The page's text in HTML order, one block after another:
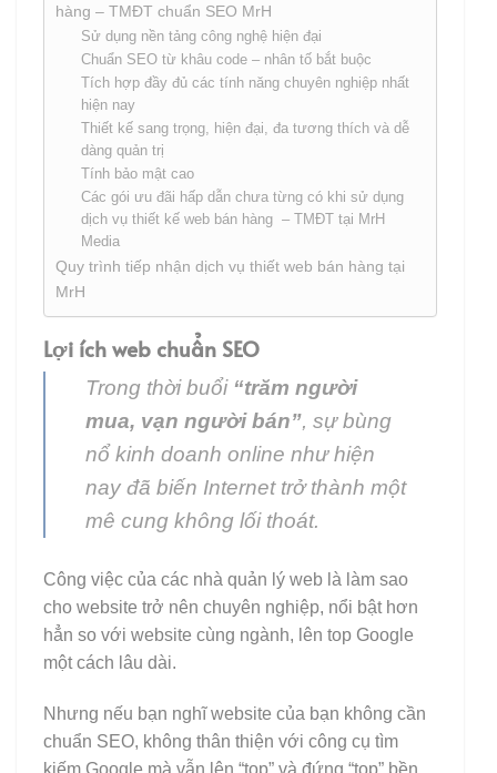
hàng – TMĐT chuẩn SEO MrH
Sử dụng nền tảng công nghệ hiện đại
Chuẩn SEO từ khâu code – nhân tố bắt buộc
Tích hợp đầy đủ các tính năng chuyên nghiệp nhất
hiện nay
Thiết kế sang trọng, hiện đại, đa tương thích và dễ
dàng quản trị
Tính bảo mật cao
Các gói ưu đãi hấp dẫn chưa từng có khi sử dụng
dịch vụ thiết kế web bán hàng – TMĐT tại MrH
Media
Quy trình tiếp nhận dịch vụ thiết web bán hàng tại
MrH
Lợi ích web chuẩn SEO
Trong thời buổi“trăm người
mua, vạn người bán”, sự bùng
nổ kinh doanh online như hiện
nay đã biến Internet trở thành một
mê cung không lối thoát.
Công việc của các nhà quản lý web là làm sao
cho website trở nên chuyên nghiệp, nổi bật hơn
hẳn so với website cùng ngành, lên top Google
một cách lâu dài.
Nhưng nếu bạn nghĩ website của bạn không cần
chuẩn SEO, không thân thiện với công cụ tìm
kiếm Google mà vẫn lên “top” và đứng “top” bền